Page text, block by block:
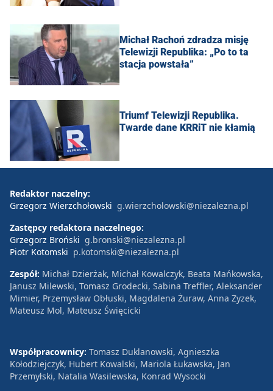
Michał Rachoń zdradza misję
Telewizji Republika: „Po to ta
stacja powstała”
Triumf Telewizji Republika.
Twarde dane KRRiT nie kłamią
Redaktor naczelny:
Grzegorz Wierzchołowski g.wierzcholowski@niezalezna.pl
Zastępcy redaktora naczelnego:
Grzegorz Broński g.bronski@niezalezna.pl
Piotr Kotomski p.kotomski@niezalezna.pl
Zespół: Michał Dzierżak, Michał Kowalczyk, Beata Mańkowska,
Janusz Milewski, Tomasz Grodecki, Sabina Treffler, Aleksander
Mimier, Przemysław Obłuski, Magdalena Żuraw, Anna Zyzek,
Mateusz Mol, Mateusz Święcicki
Współpracownicy: Tomasz Duklanowski, Agnieszka
Kołodziejczyk, Hubert Kowalski, Mariola Łukawska, Jan
Przemyłski, Natalia Wasilewska, Konrad Wysocki